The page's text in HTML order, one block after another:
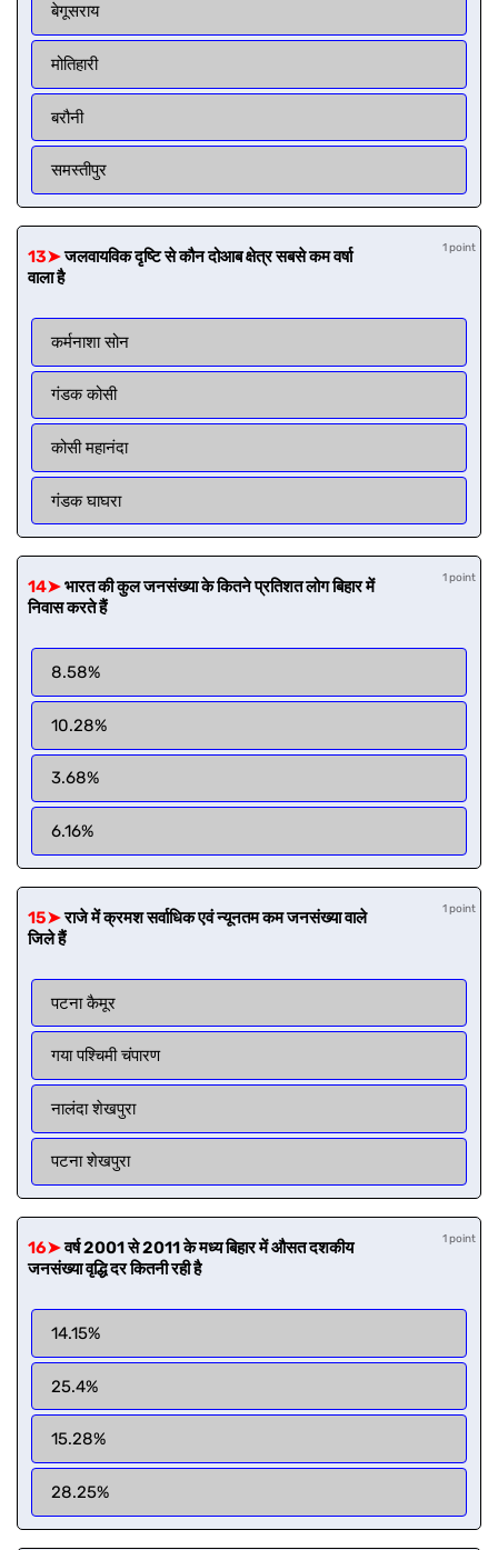
बेगूसराय
मोतिहारी
बरौनी
समस्तीपुर
13➤जलवायविक दृष्टि से कौन दोआब क्षेत्र सबसे कम वर्षा
वाला है
1 point
कर्मनाशा सोन
गंडक कोसी
कोसी महानंदा
गंडक घाघरा
14➤भारत की कुल जनसंख्या के कितने प्रतिशत लोग बिहार में
निवास करते हैं
1 point
8.58%
10.28%
3.68%
6.16%
15➤राजे में क्रमश सर्वाधिक एवं न्यूनतम कम जनसंख्या वाले
जिले हैं
1 point
पटना कैमूर
गया पश्चिमी चंपारण
नालंदा शेखपुरा
पटना शेखपुरा
16➤वर्ष 2001 से 2011 के मध्य बिहार में औसत दशकीय
जनसंख्या वृद्धि दर कितनी रही है
1 point
14.15%
25.4%
15.28%
28.25%